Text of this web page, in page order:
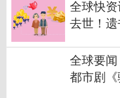
全球快
去世！
全球要闻
都市剧